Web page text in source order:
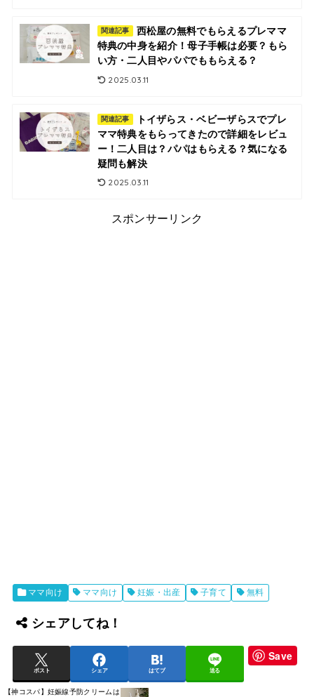
関連記事
西松屋の無料でもらえるプレママ
特典の中身を紹介！母子手帳は必要？もら
い方・二人目やパパでももらえる？
2025.03.11
関連記事
トイザらス・ベビーザらスでプレ
ママ特典をもらってきたので詳細をレビュ
ー！二人目は？パパはもらえる？気になる
疑問も解決
2025.03.11
スポンサーリンク
ママ向け ママ向け 妊娠・出産 子育て 無料
シェアしてね！
ポスト シェア はてブ 送る
Save
【神コスパ】妊娠線予防クリームは